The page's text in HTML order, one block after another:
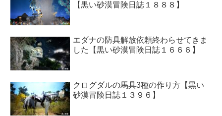
【黒い砂漠冒険日誌１８８８】
エダナの防具解放依頼終わらせてきま
した【黒い砂漠冒険日誌１６６６】
クログダルの馬具3種の作り方【黒い
砂漠冒険日誌１３９６】